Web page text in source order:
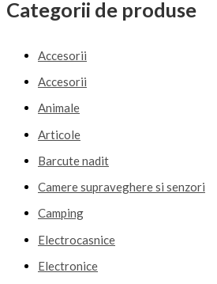
Categorii de produse
Accesorii
Accesorii
Animale
Articole
Barcute nadit
Camere supraveghere si senzori
Camping
Electrocasnice
Electronice